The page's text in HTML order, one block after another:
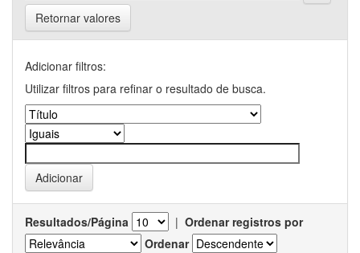
Retornar valores
Adicionar filtros:
Utilizar filtros para refinar o resultado de busca.
Resultados/Página | Ordenar registros por
Ordenar